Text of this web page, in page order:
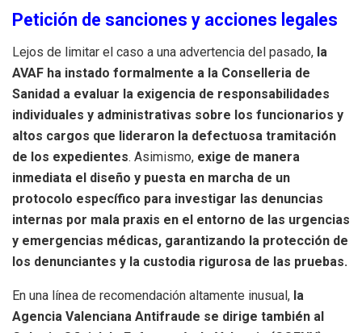
Petición de sanciones y acciones legales
Lejos de limitar el caso a una advertencia del pasado, la
AVAF ha instado formalmente a la Conselleria de
Sanidad a evaluar la exigencia de responsabilidades
individuales y administrativas sobre los funcionarios y
altos cargos que lideraron la defectuosa tramitación
de los expedientes. Asimismo, exige de manera
inmediata el diseño y puesta en marcha de un
protocolo específico para investigar las denuncias
internas por mala praxis en el entorno de las urgencias
y emergencias médicas, garantizando la protección de
los denunciantes y la custodia rigurosa de las pruebas.
En una línea de recomendación altamente inusual, la
Agencia Valenciana Antifraude se dirige también al